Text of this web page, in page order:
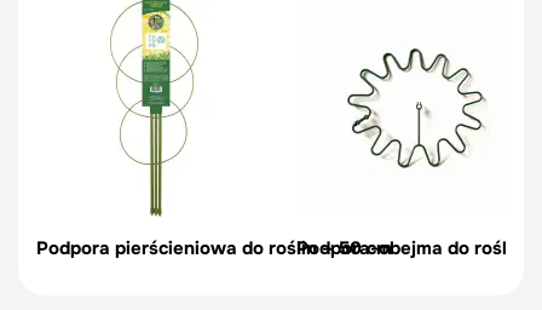
Podpora pierścieniowa do roślin – 50 cmPodpora-obejma do roślin,